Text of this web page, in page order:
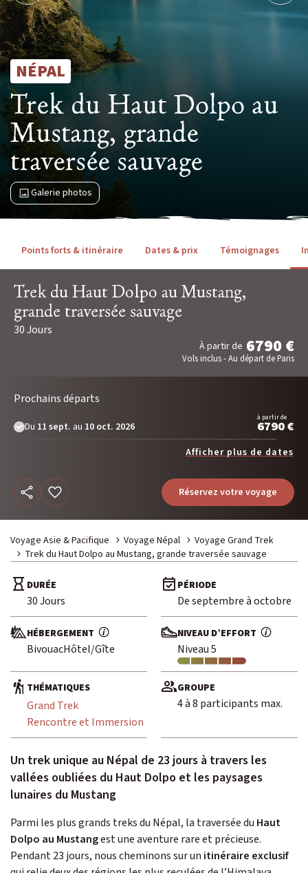
Voyage signature
Voyage d’auteur
Exploration
Peuples du Monde
Fêtes & Festivals
Rencontre et Immersion
Safaris
Voyages du Vivant
Voyage Photo
Photo Peuples du Monde
Photo Paysage & Nature
Photo animalière
Au fil de l'eau
Croisière Aventure
Neige
Traîneau à chiens
Raquette
Envie d'une aventure sur-mesure ?
Contactez-nous
Passionné d’observation
Découvrez Escursia
Notre équipe spécialiste des voyages du vivant
NÉPAL
Trek du Haut Dolpo au
Mustang, grande
traversée sauvage
Galerie photos
Points forts & itinéraire Dates & prix Témoignages
Trek du Haut Dolpo au Mustang,
grande traversée sauvage
30 Jours
À partir de 6790 €
Vols inclus - Au départ de Paris
Prochains départs
Du 11 sept. au 10 oct. 2026
à partir de
6790 €
Afficher plus de dates
Réservez votre voyage
Voyage Asie & Pacifique Voyage Népal
Voyage Grand Trek
Trek du Haut Dolpo au Mustang, grande traversée sauvage
DURÉE
30 Jours
PÉRIODE
De septembre à octobre
HÉBERGEMENT
BivouacHôtel/Gîte
NIVEAU D’EFFORT
Niveau 5
THÉMATIQUES
Grand Trek
Rencontre et Immersion
GROUPE
4 à 8 participants max.
Un trek unique au Népal de 23 jours à travers les
vallées oubliées du Haut Dolpo et les paysages
lunaires du Mustang
Parmi les plus grands treks du Népal, la traversée du Haut
Dolpo au Mustangest une aventure rare et précieuse.
Pendant 23 jours, nous cheminons sur un itinéraire exclusif